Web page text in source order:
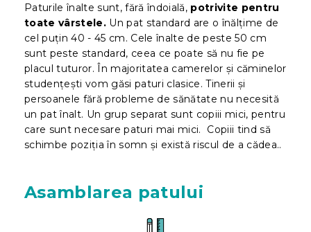
Paturile înalte sunt, fără îndoială, potrivite pentru
toate vârstele. Un pat standard are o înălțime de
cel puțin 40 - 45 cm. Cele înalte de peste 50 cm
sunt peste standard, ceea ce poate să nu fie pe
placul tuturor. În majoritatea camerelor și căminelor
studențești vom găsi paturi clasice. Tinerii și
persoanele fără probleme de sănătate nu necesită
un pat înalt. Un grup separat sunt copiii mici, pentru
care sunt necesare paturi mai mici. Copiii tind să
schimbe poziția în somn și există riscul de a cădea..
Asamblarea patului